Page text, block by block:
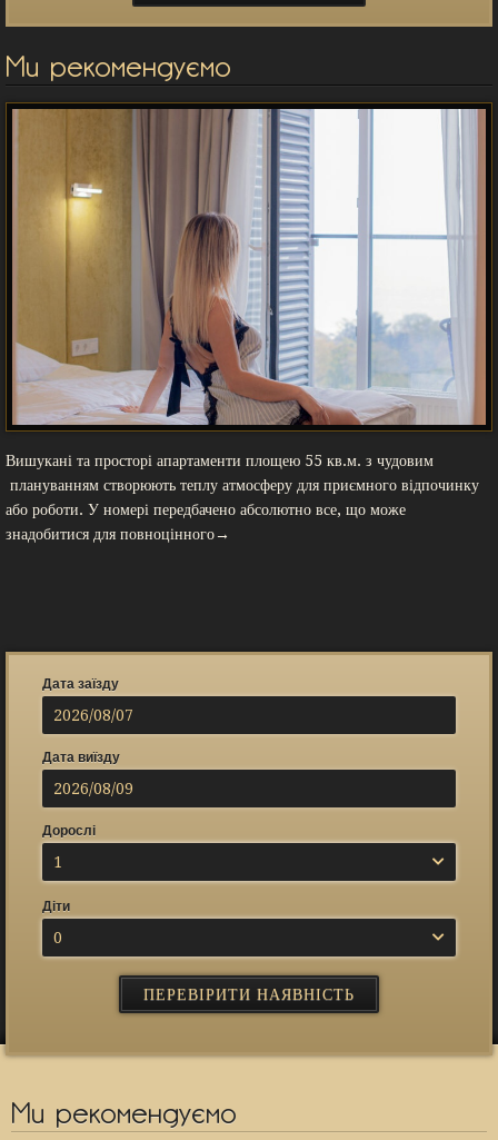
Ми рекомендуємо
Вишукані та просторі апартаменти площею 55 кв.м. з чудовим
плануванням створюють теплу атмосферу для приємного відпочинку
або роботи. У номері передбачено абсолютно все, що може
знадобитися для повноцінного→
Дата заїзду
Дата виїзду
Дорослі
1
Діти
0
Ми рекомендуємо